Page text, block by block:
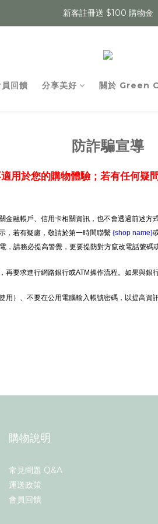
新客註冊送 $100 購物金
回饋 分享美好 關於 Green
防詐騙宣導
用於您的購物體驗；若有任何疑
融帳戶、信用卡相關資訊，也不會透過前述方
，若有疑慮，敬請於第一時間聯繫 {shop name}
請務必提高警覺，更要提防對方竄改電話號
要求進行網路銀行或ATM操作流程。如果與
）、不要在公用電腦輸入帳號密碼，以提高資訊
購物說明
常見問題 Q&A
運送政策
會員回饋